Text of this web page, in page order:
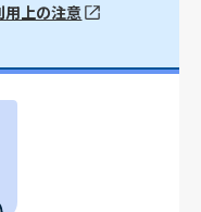
用上の注意